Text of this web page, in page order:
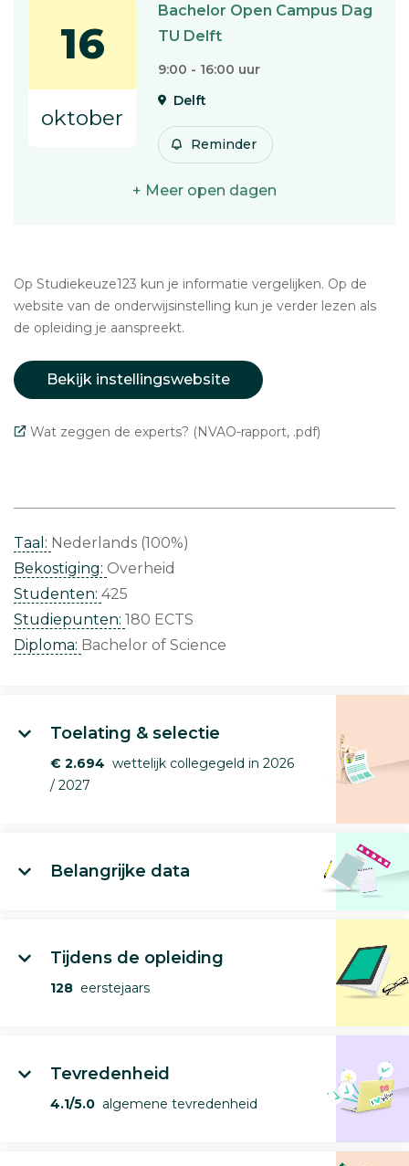
16
oktober
Bachelor Open Campus Dag
TU Delft
9:00 - 16:00 uur
Delft
Reminder
+ Meer open dagen
Op Studiekeuze123 kun je informatie vergelijken. Op de
website van de onderwijsinstelling kun je verder lezen als
de opleiding je aanspreekt.
Bekijk instellingswebsite
Wat zeggen de experts? (NVAO-rapport, .pdf)
Taal: Nederlands (100%)
Bekostiging: Overheid
Studenten: 425
Studiepunten: 180 ECTS
Diploma: Bachelor of Science
Toelating & selectie
€ 2.694 wettelijk collegegeld in 2026
/ 2027
Belangrijke data
Tijdens de opleiding
128 eerstejaars
Tevredenheid
4.1/5.0 algemene tevredenheid